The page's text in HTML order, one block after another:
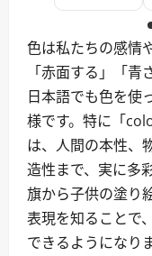
色は私たちの感情
「赤面する」「青
日本語でも色を使
様です。特に「
は、人間の本性、
造性まで、実に多
旗から子供の塗り
表現を知ることで
できるようになり